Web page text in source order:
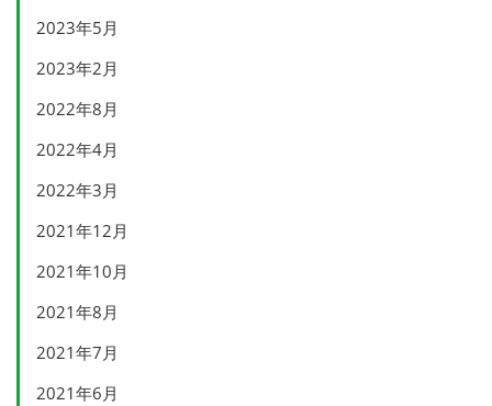
2023年5月
2023年2月
2022年8月
2022年4月
2022年3月
2021年12月
2021年10月
2021年8月
2021年7月
2021年6月